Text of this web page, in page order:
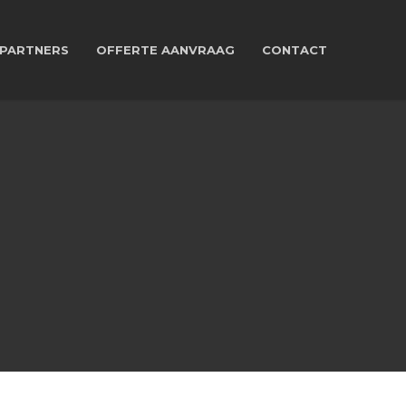
PARTNERS OFFERTE AANVRAAG CONTACT